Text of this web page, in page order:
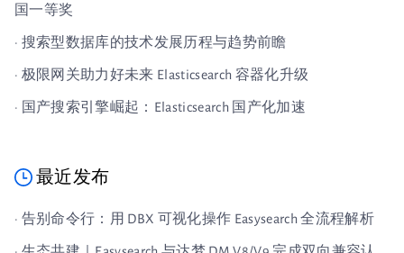
国一等奖
· 搜索型数据库的技术发展历程与趋势前瞻
· 极限网关助力好未来 Elasticsearch 容器化升级
· 国产搜索引擎崛起：Elasticsearch 国产化加速
最近发布
· 告别命令行：用 DBX 可视化操作 Easysearch 全流程解析